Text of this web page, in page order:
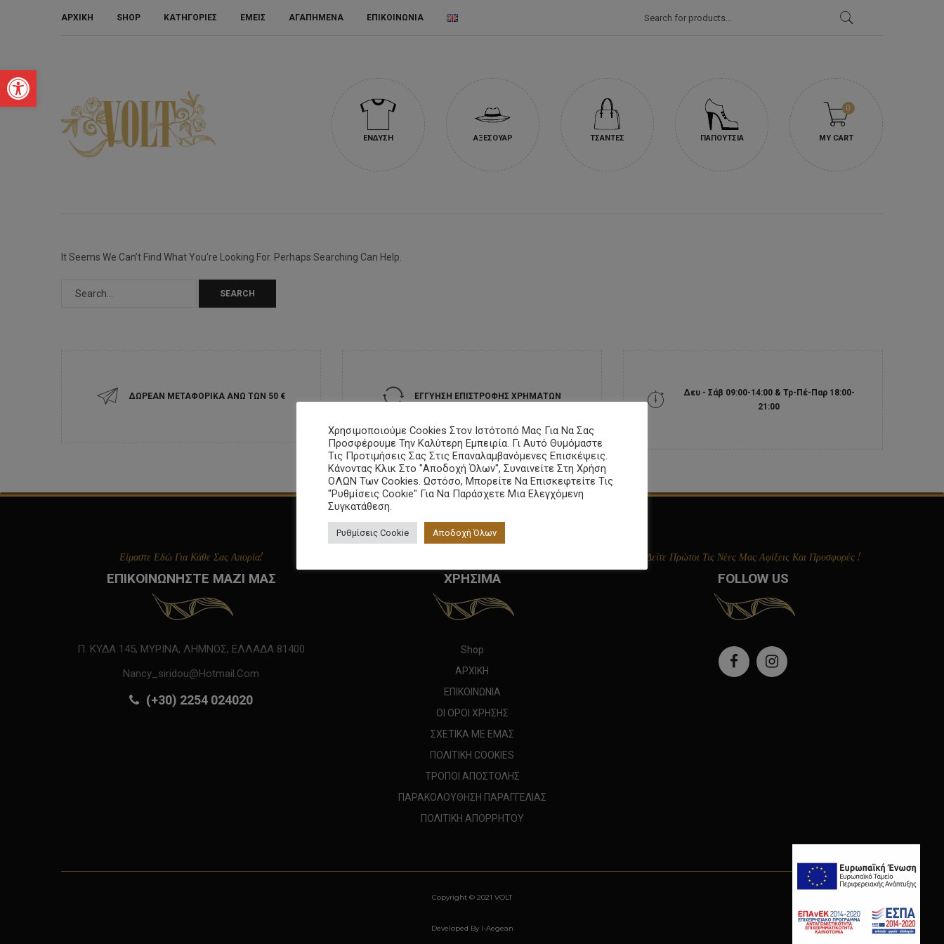
Ανοίξτε Τη Γραμμή Εργαλείων
ΑΡΧΙΚΗ SHOP ΚΑΤΗΓΟΡΙΕΣ ΕΜΕΙΣ ΑΓΑΠΗΜΕΝΑ ΕΠΙΚΟΙΝΩΝΙΑ
Search
ΕΝΔΥΣΗ ΑΞΕΣΟΥΑΡ ΤΣΑΝΤΕΣ ΠΑΠΟΥΤΣΙΑ
0
MY CART
It Seems We Can’t Find What You’re Looking For. Perhaps Searching Can Help.
SEARCH
ΔΩΡΕΑΝ ΜΕΤΑΦΟΡΙΚΑ ΑΝΩ ΤΩΝ 50 ‎€ ΕΓΓΥΗΣΗ ΕΠΙΣΤΡΟΦΗΣ ΧΡΗΜΑΤΩΝ
Δευ - Σάβ 09:00-14:00 & Τρ-Πέ-Παρ 18:00-
21:00
Είμαστε Εδώ Για Κάθε Σας Απορία!
ΕΠΙΚΟΙΝΩΝΗΣΤΕ ΜΑΖΙ ΜΑΣ
Π. ΚΥΔΑ 145, ΜΥΡΙΝΑ, ΛΗΜΝΟΣ, ΕΛΛΑΔΑ 81400
Nancy_siridou@hotmail.com
(+30) 2254 024020
ΧΡΗΣΙΜΑ
Shop
ΑΡΧΙΚΗ
ΕΠΙΚΟΙΝΩΝΙΑ
ΟΙ ΟΡΟΙ ΧΡΗΣΗΣ
ΣΧΕΤΙΚΑ ΜΕ ΕΜΑΣ
ΠΟΛΙΤΙΚΗ COOKIES
ΤΡΟΠΟΙ ΑΠΟΣΤΟΛΗΣ
ΠΑΡΑΚΟΛΟΥΘΗΣΗ ΠΑΡΑΓΓΕΛΙΑΣ
ΠΟΛΙΤΙΚΗ ΑΠΟΡΡΗΤΟΥ
Δείτε Πρώτοι Τις Νέες Μας Αφίξεις Και Προσφορές !
FOLLOW US
Copyright © 2021 VOLT
Developed By I-Aegean
Χρησιμοποιούμε Cookies Στον Ιστότοπό Μας Για Να Σας
Προσφέρουμε Την Καλύτερη Εμπειρία. Γι Αυτό Θυμόμαστε
Τις Προτιμήσεις Σας Στις Επαναλαμβανόμενες Επισκέψεις.
Κάνοντας Κλικ Στο "Αποδοχή Όλων", Συναινείτε Στη Χρήση
ΟΛΩΝ Των Cookies. Ωστόσο, Μπορείτε Να Επισκεφτείτε Τις
"Ρυθμίσεις Cookie" Για Να Παράσχετε Μια Ελεγχόμενη
Συγκατάθεση.
Ρυθμίσεις Cookie Αποδοχή Όλων